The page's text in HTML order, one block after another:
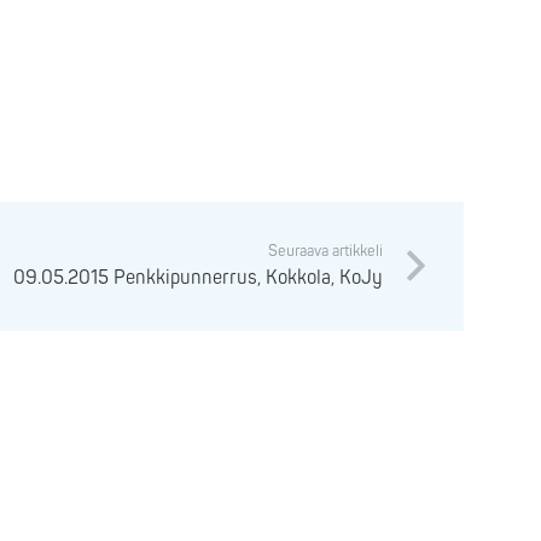
Seuraava artikkeli
09.05.2015 Penkkipunnerrus, Kokkola, KoJy